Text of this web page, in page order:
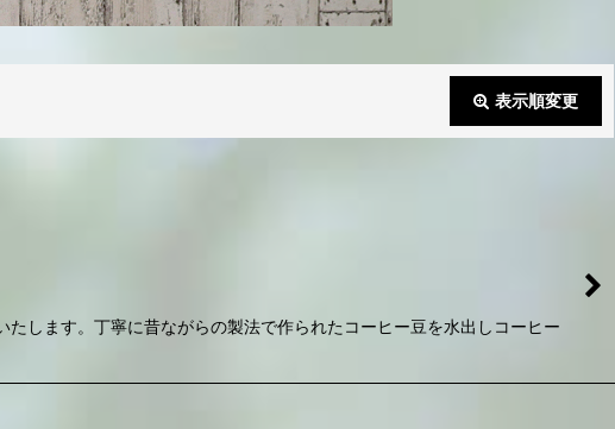
表示順変更
します。丁寧に昔ながらの製法で作られたコーヒー豆を水出しコーヒー